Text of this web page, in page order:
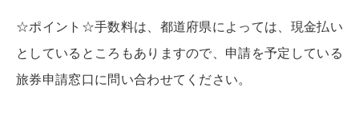
☆ポイント☆手数料は、都道府県によっては、現金払い
としているところもありますので、申請を予定している
旅券申請窓口に問い合わせてください。